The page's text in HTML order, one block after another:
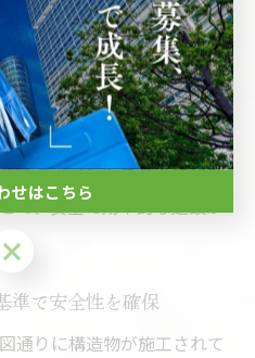
者だけでなく、初心者にも
ることで、現場全体の安全
計画や災害時の避難経路確
らのポイントを体系的に整
で、安全で効率的な建設が
準で安全性を確保
通りに構造物が施工されて
せはこちら
せはこちら